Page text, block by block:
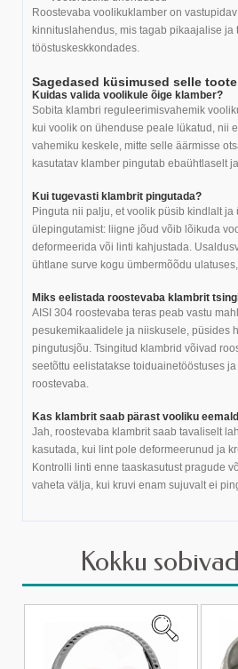
Roostevaba voolikuklamber on
kinnituslahendus, mis tagab pikaajalise
tööstuskeskkondades.
Sagedased küsimused selle
Kuidas valida voolikule õige klamber?
Sobita klambri reguleerimisvahemik
kui voolik on ühenduse peale lükatud, nii
vahemiku keskele, mitte selle äärmisse
kasutatav klamber pingutab ebaühtlaselt
Kui tugevasti klambrit pingutada?
Pinguta nii palju, et voolik püsib kindlalt
ülepingutamist: liigne jõud võib lõikuda
deformeerida või linti kahjustada.
ühtlane surve kogu ümbermõõdu
Miks eelistada roostevaba klambrit
AISI 304 roostevaba teras peab vastu
pesukemikaalidele ja niiskusele, püsides
pingutusjõu. Tsingitud klambrid võivad
seetõttu eelistatakse toiduainetööstuses
roostevaba.
Kas klambrit saab pärast vooliku
Jah, roostevaba klambrit saab tavaliselt
kasutada, kui lint pole deformeerunud ja
Kontrolli linti enne taaskasutust pragude
vaheta välja, kui kruvi enam sujuvalt ei
Kokku